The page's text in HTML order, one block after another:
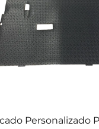
Personalizado